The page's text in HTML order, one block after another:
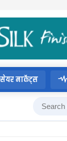
सेयर मार्केट्स